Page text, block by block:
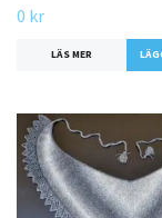
0 kr
LÄS MER